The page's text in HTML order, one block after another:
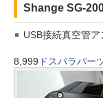
Shange SG-
USB接続真空管ア
8,999 ドスパラパー